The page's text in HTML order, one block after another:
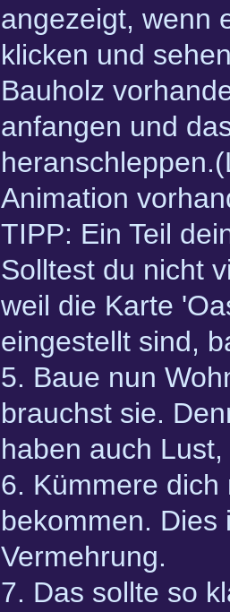
angezeigt, wenn
klicken und
Bauholz
anfangen und
Animation
TIPP: Ein Teil
Solltest du nicht
weil die Karte
eingestellt sind,
5. Baue nun
brauchst sie.
haben auch
6. Kümmere
bekommen. Dies
Vermehrung.
7. Das sollte so